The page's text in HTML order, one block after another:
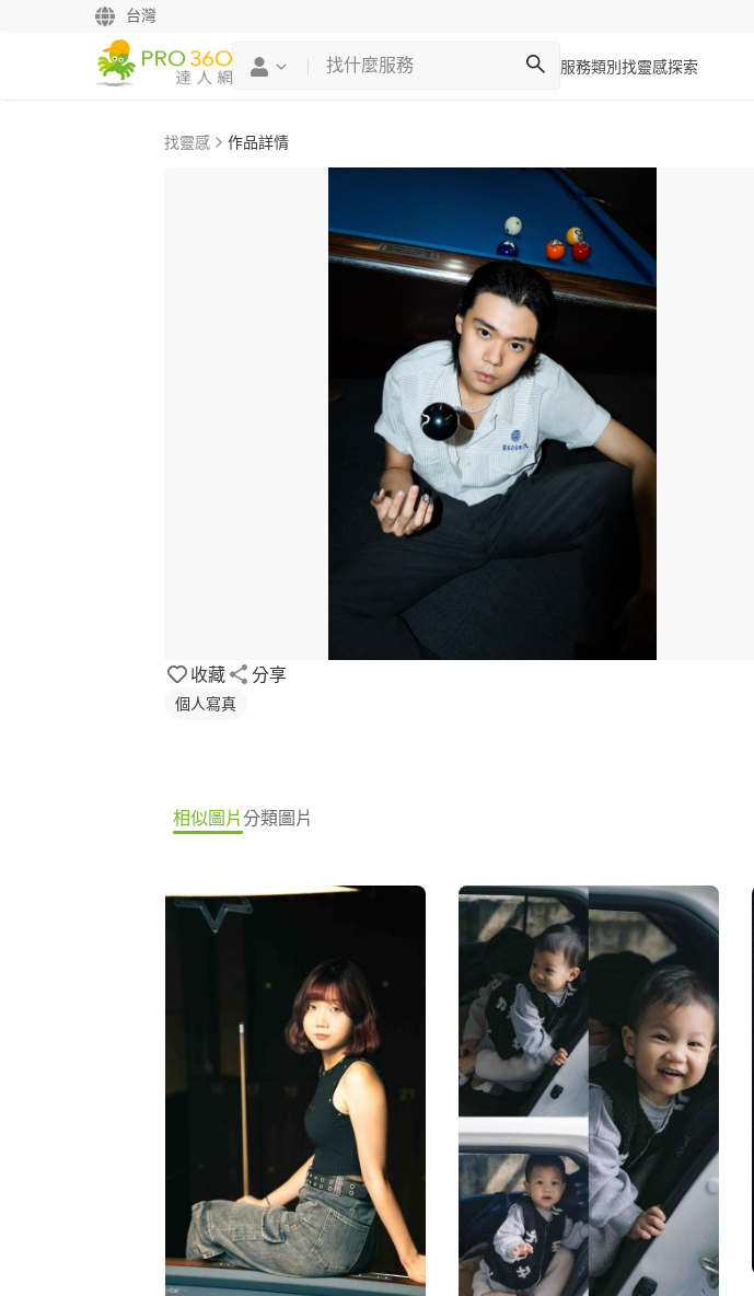
台灣
服務類別 找靈感探索
找靈感 作品詳情
收藏 分享
個人寫真
相似圖片分類圖片